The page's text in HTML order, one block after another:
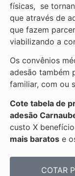
físicas, se
que através de
que fazem
viabilizando a
Os convênios
adesão também
familiar, com ou
Cote tabela de
adesão
custo X
mais baratos e
COTAR